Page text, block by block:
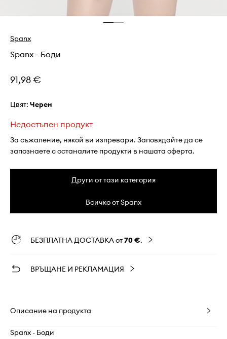
Spanx
Spanx - Боди
91,98 €
Цвят: черен
Недостъпен продукт
За съжаление, някой ви изпревари. Заповядайте да се
запознаете с останалите продукти в нашата оферта.
Други от тази категория
Всичко от Spanx
БЕЗПЛАТНА ДОСТАВКА от70 €.
ВРЪЩАНЕ И РЕКЛАМАЦИЯ
Описание на продукта
Spanx - Боди